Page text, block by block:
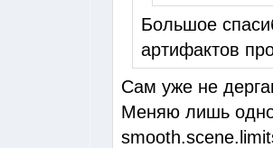
Большое
артифактов
Сам уже не
Меняю лишь